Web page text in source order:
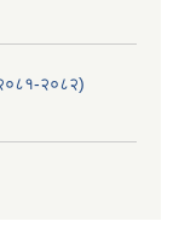
२०८१-२०८२)